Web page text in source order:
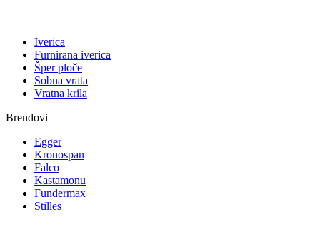
Iverica
Furnirana iverica
Šper ploče
Sobna vrata
Vratna krila
Brendovi
Egger
Kronospan
Falco
Kastamonu
Fundermax
Stilles